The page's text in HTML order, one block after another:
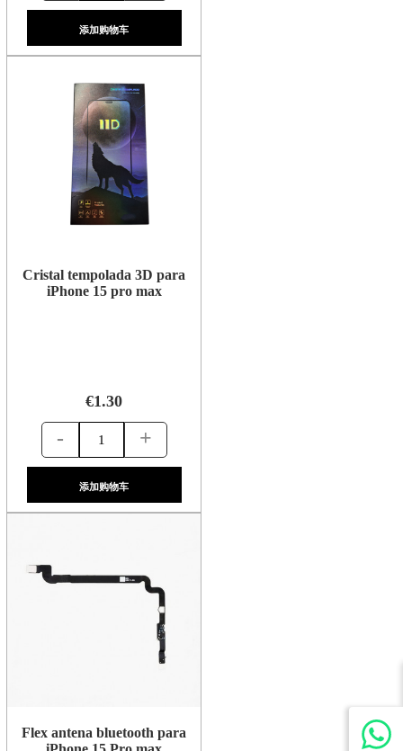
添加购物车
Cristal tempolada 3D para
iPhone 15 pro max
€1.30
- +
添加购物车
Flex antena bluetooth para